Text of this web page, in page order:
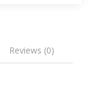
Reviews (0)